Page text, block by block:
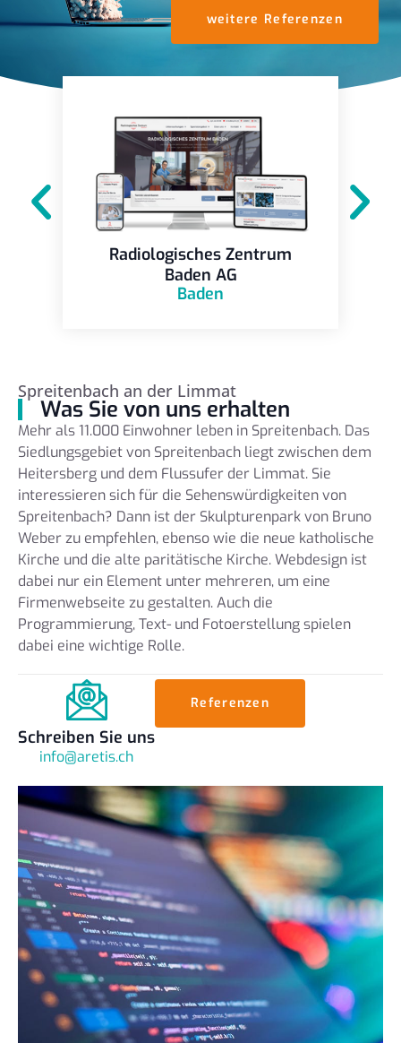
weitere Referenzen
Radiologisches Zentrum
Baden AG
Baden
Spreitenbach an der Limmat
Was Sie von uns erhalten
Mehr als 11.000 Einwohner leben in Spreitenbach. Das
Siedlungsgebiet von Spreitenbach liegt zwischen dem
Heitersberg und dem Flussufer der Limmat. Sie
interessieren sich für die Sehenswürdigkeiten von
Spreitenbach? Dann ist der Skulpturenpark von Bruno
Weber zu empfehlen, ebenso wie die neue katholische
Kirche und die alte paritätische Kirche. Webdesign ist
dabei nur ein Element unter mehreren, um eine
Firmenwebseite zu gestalten. Auch die
Programmierung, Text- und Fotoerstellung spielen
dabei eine wichtige Rolle.
Schreiben Sie uns
info@aretis.ch
Referenzen